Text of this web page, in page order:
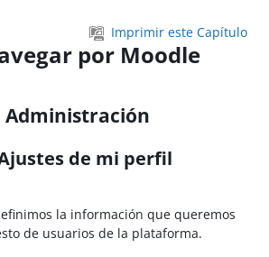
Imprimir este Capítulo
por Moodle
Administración
de mi perfil
la información que queremos
de usuarios de la plataforma.